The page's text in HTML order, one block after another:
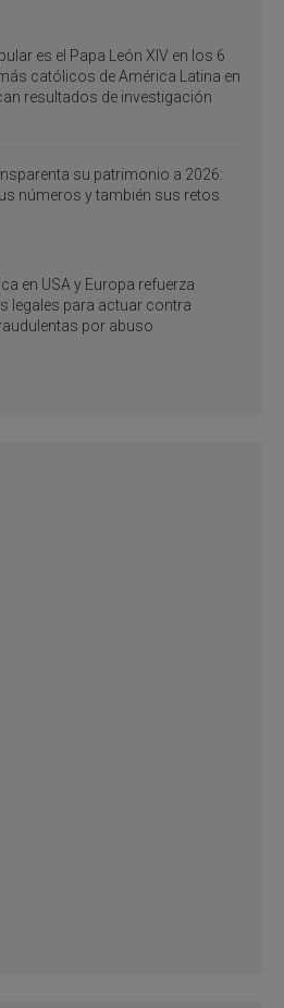
es el Papa León XIV en los 6
católicos de América Latina en
resultados de investigación
su patrimonio a 2026:
números y también sus retos
en USA y Europa refuerza
legales para actuar contra
por abuso